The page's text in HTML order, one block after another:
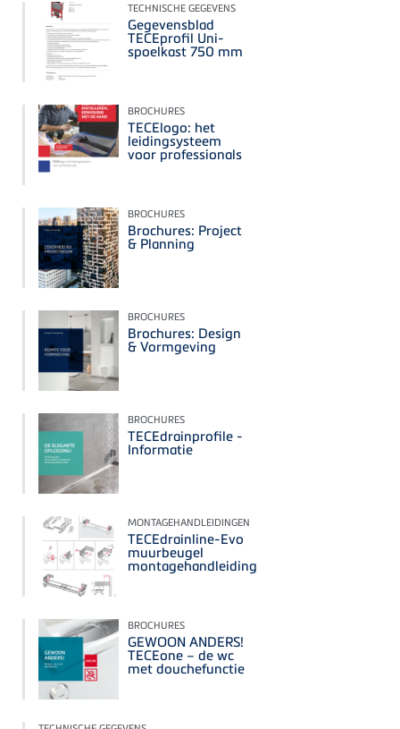
TECHNISCHE GEGEVENS
Gegevensblad
TECEprofil Uni-
spoelkast 750 mm
BROCHURES
TECElogo: het
leidingsysteem
voor professionals
BROCHURES
Brochures: Project
& Planning
BROCHURES
Brochures: Design
& Vormgeving
BROCHURES
TECEdrainprofile -
Informatie
MONTAGEHANDLEIDINGEN
TECEdrainline-Evo
muurbeugel
montagehandleiding
BROCHURES
GEWOON ANDERS!
TECEone – de wc
met douchefunctie